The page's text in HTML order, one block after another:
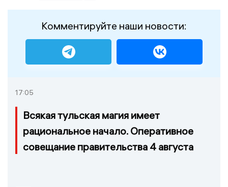
Комментируйте наши новости:
17:05
Всякая тульская магия имеет
рациональное начало. Оперативное
совещание правительства 4 августа